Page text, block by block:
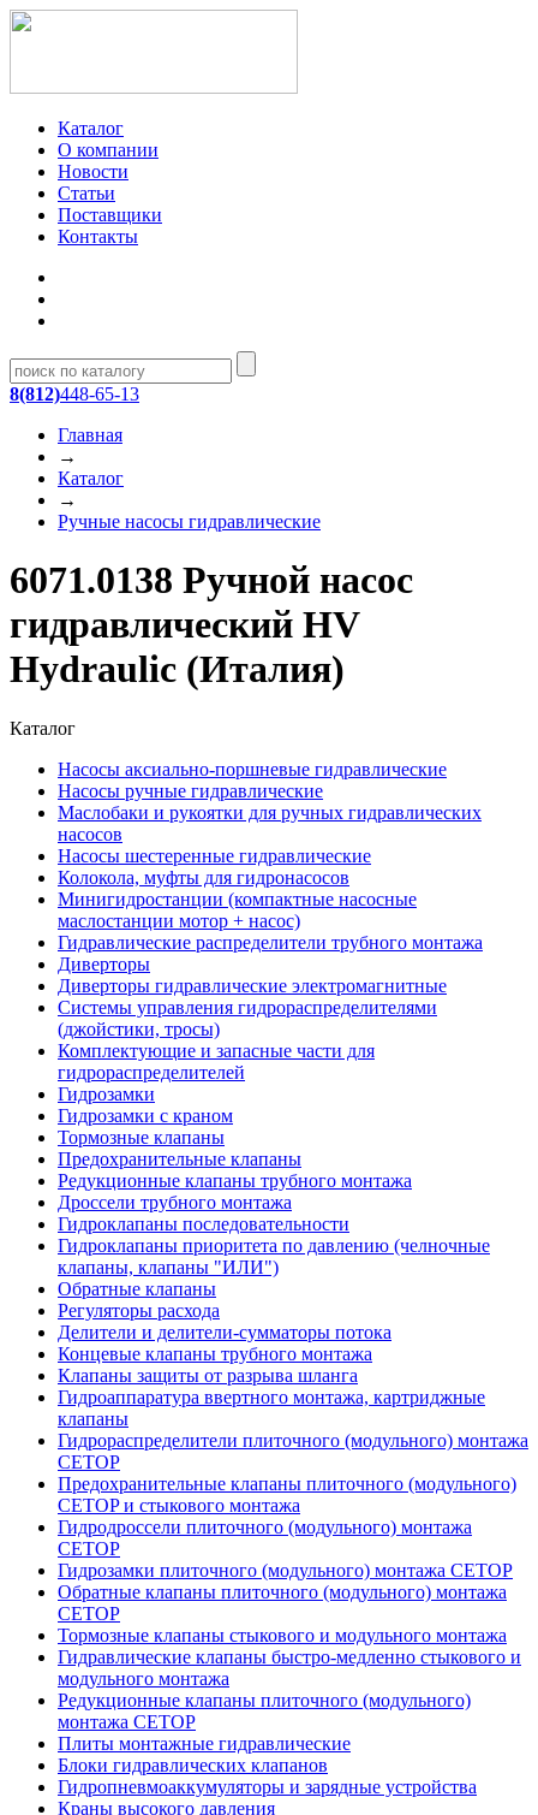
Каталог
О компании
Новости
Статьи
Поставщики
Контакты
8(812)448-65-13
Главная
→
Каталог
→
Ручные насосы гидравлические
6071.0138 Ручной насос
гидравлический HV
Hydraulic (Италия)
Каталог
Насосы аксиально-поршневые гидравлические
Насосы ручные гидравлические
Маслобаки и рукоятки для ручных гидравлических
насосов
Насосы шестеренные гидравлические
Колокола, муфты для гидронасосов
Минигидростанции (компактные насосные
маслостанции мотор + насос)
Гидравлические распределители трубного монтажа
Диверторы
Диверторы гидравлические электромагнитные
Системы управления гидрораспределителями
(джойстики, тросы)
Комплектующие и запасные части для
гидрораспределителей
Гидрозамки
Гидрозамки с краном
Тормозные клапаны
Предохранительные клапаны
Редукционные клапаны трубного монтажа
Дроссели трубного монтажа
Гидроклапаны последовательности
Гидроклапаны приоритета по давлению (челночные
клапаны, клапаны "ИЛИ")
Обратные клапаны
Регуляторы расхода
Делители и делители-сумматоры потока
Концевые клапаны трубного монтажа
Клапаны защиты от разрыва шланга
Гидроаппаратура ввертного монтажа, картриджные
клапаны
Гидрораспределители плиточного (модульного) монтажa
CETOP
Предохранительные клапаны плиточного (модульного)
CETOP и стыкового монтажа
Гидродроссели плиточного (модульного) монтажа
CETOP
Гидрозамки плиточного (модульного) монтажа CETOP
Обратные клапаны плиточного (модульного) монтажа
CETOP
Тормозные клапаны стыкового и модульного монтажа
Гидравлические клапаны быстро-медленно стыкового и
модульного монтажа
Редукционные клапаны плиточного (модульного)
монтажа CETOP
Плиты монтажные гидравлические
Блоки гидравлических клапанов
Гидропневмоаккумуляторы и зарядные устройства
Краны высокого давления